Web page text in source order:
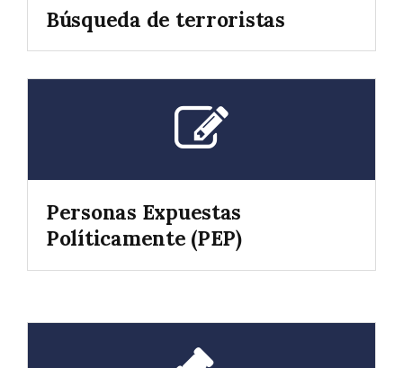
Búsqueda de terroristas
Personas Expuestas
Políticamente (PEP)